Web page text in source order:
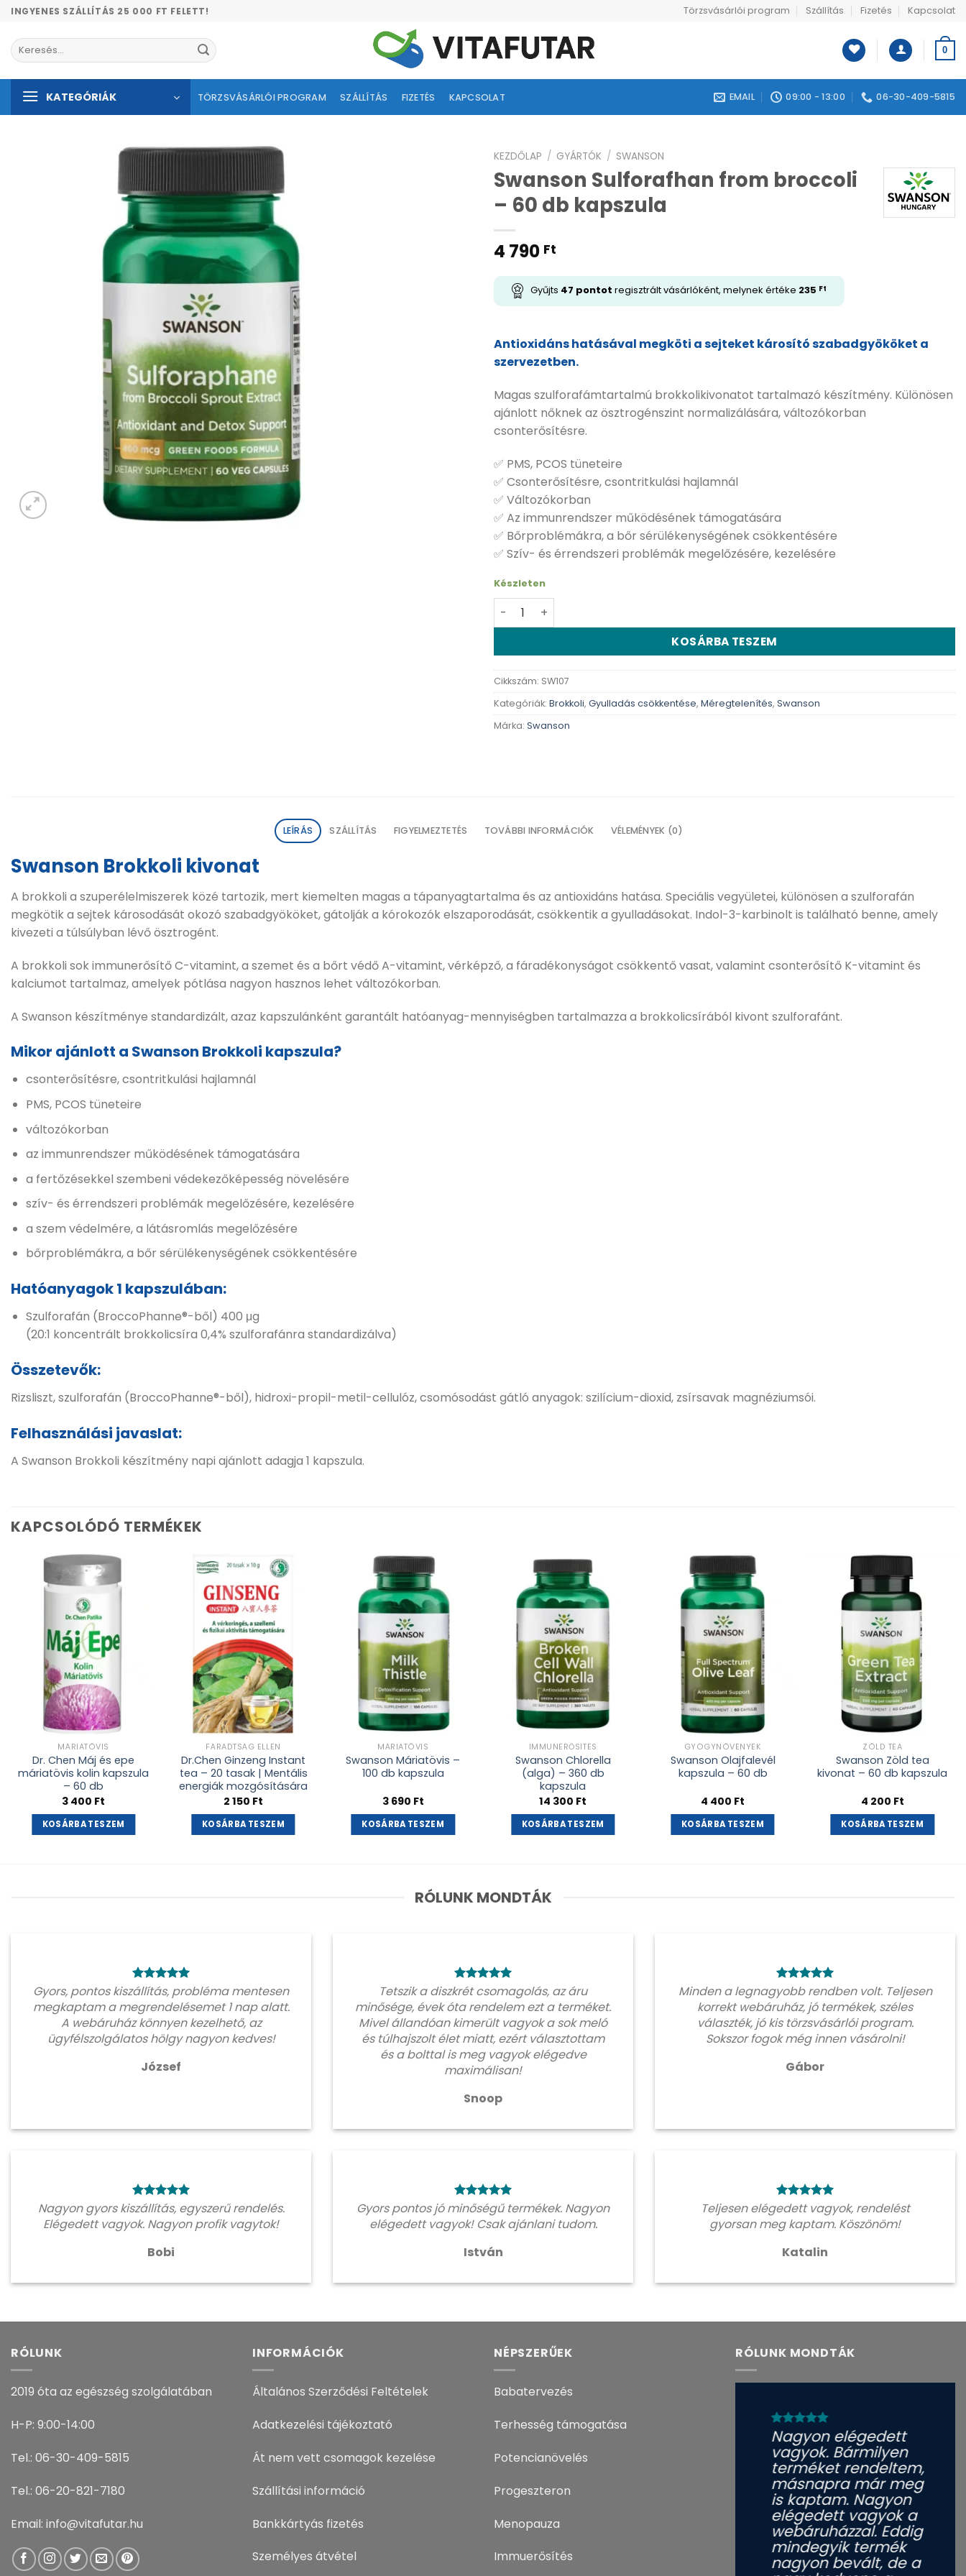
Skip
content
INGYENES SZÁLLÍTÁS 25 000 FT FELETT! Törzsvásárlói program Szállítás Fizetés Kapcsolat
Keresés
a
0
KATEGÓRIÁK TÖRZSVÁSÁRLÓI PROGRAM SZÁLLÍTÁS FIZETÉS KAPCSOLAT EMAIL 09:00 - 13:00 06-30-409-5815
KEZDŐLAP / GYÁRTÓK / SWANSON
Swanson Sulforafhan from broccoli
– 60 db kapszula
4 790 Ft
Gyűjts 47 pontot regisztrált vásárlóként, melynek értéke 235 Ft
Antioxidáns hatásával megköti a sejteket károsító szabadgyököket a
szervezetben.
Magas szulforafámtartalmú brokkolikivonatot tartalmazó készítmény. Különösen
ajánlott nőknek az ösztrogénszint normalizálására, változókorban
csonterősítésre.
✅ PMS, PCOS tüneteire
✅ Csonterősítésre, csontritkulási hajlamnál
✅ Változókorban
✅ Az immunrendszer működésének támogatására
✅ Bőrproblémákra, a bőr sérülékenységének csökkentésére
✅ Szív- és érrendszeri problémák megelőzésére, kezelésére
Készleten
Swanson Sulforafhan from broccoli - 60 db kapszula mennyiség
KOSÁRBA TESZEM
Cikkszám: SW107
Kategóriák: Brokkoli, Gyulladás csökkentése, Méregtelenítés, Swanson
Márka: Swanson
LEÍRÁS SZÁLLÍTÁS FIGYELMEZTETÉS TOVÁBBI INFORMÁCIÓK VÉLEMÉNYEK (0)
Swanson Brokkoli kivonat
A brokkoli a szuperélelmiszerek közé tartozik, mert kiemelten magas a tápanyagtartalma és az antioxidáns hatása. Speciális vegyületei, különösen a szulforafán
megkötik a sejtek károsodását okozó szabadgyököket, gátolják a kórokozók elszaporodását, csökkentik a gyulladásokat. Indol-3-karbinolt is található benne, amely
kivezeti a túlsúlyban lévő ösztrogént.
A brokkoli sok immunerősítő C-vitamint, a szemet és a bőrt védő A-vitamint, vérképző, a fáradékonyságot csökkentő vasat, valamint csonterősítő K-vitamint és
kalciumot tartalmaz, amelyek pótlása nagyon hasznos lehet változókorban.
A Swanson készítménye standardizált, azaz kapszulánként garantált hatóanyag-mennyiségben tartalmazza a brokkolicsírából kivont szulforafánt.
Mikor ajánlott a Swanson Brokkoli kapszula?
csonterősítésre, csontritkulási hajlamnál
PMS, PCOS tüneteire
változókorban
az immunrendszer működésének támogatására
a fertőzésekkel szembeni védekezőképesség növelésére
szív- és érrendszeri problémák megelőzésére, kezelésére
a szem védelmére, a látásromlás megelőzésére
bőrproblémákra, a bőr sérülékenységének csökkentésére
Hatóanyagok 1 kapszulában:
Szulforafán (BroccoPhanne®-ből) 400 μg
(20:1 koncentrált brokkolicsíra 0,4% szulforafánra standardizálva)
Összetevők:
Rizsliszt, szulforafán (BroccoPhanne®-ből), hidroxi-propil-metil-cellulóz, csomósodást gátló anyagok: szilícium-dioxid, zsírsavak magnéziumsói.
Felhasználási javaslat:
A Swanson Brokkoli készítmény napi ajánlott adagja 1 kapszula.
KAPCSOLÓDÓ TERMÉKEK
Kívánságlistához
MÁRIATÖVIS
Dr. Chen Máj és epe
máriatövis kolin kapszula
– 60 db
3 400 Ft
KOSÁRBA TESZEM
Kívánságlistához
adás
FÁRADTSÁG ELLEN
Dr.Chen Ginzeng Instant
tea – 20 tasak | Mentális
energiák mozgósítására
2 150 Ft
KOSÁRBA TESZEM
Kívánságlistához
adás
MÁRIATÖVIS
Swanson Máriatövis –
100 db kapszula
3 690 Ft
KOSÁRBA TESZEM
Kívánságlistához
adás
IMMUNERŐSÍTÉS
Swanson Chlorella
(alga) – 360 db
kapszula
14 300 Ft
KOSÁRBA TESZEM
Kívánságlistához
adás
GYÓGYNÖVÉNYEK
Swanson Olajfalevél
kapszula – 60 db
4 400 Ft
KOSÁRBA TESZEM
Kívánságlistához
adás
ZÖLD TEA
Swanson Zöld tea
kivonat – 60 db kapszula
4 200 Ft
KOSÁRBA TESZEM
RÓLUNK MONDTÁK
Gyors, pontos kiszállítás, probléma mentesen
megkaptam a megrendelésemet 1 nap alatt.
A webáruház könnyen kezelhető, az
ügyfélszolgálatos hölgy nagyon kedves!
József
Tetszik a diszkrét csomagolás, az áru
minősége, évek óta rendelem ezt a terméket.
Mivel állandóan kimerült vagyok a sok meló
és túlhajszolt élet miatt, ezért választottam
és a bolttal is meg vagyok elégedve
maximálisan!
Snoop
Minden a legnagyobb rendben volt. Teljesen
korrekt webáruház, jó termékek, széles
választék, jó kis törzsvásárlói program.
Sokszor fogok még innen vásárolni!
Gábor
Nagyon gyors kiszállítás, egyszerű rendelés.
Elégedett vagyok. Nagyon profik vagytok!
Bobi
Gyors pontos jó minőségű termékek. Nagyon
elégedett vagyok! Csak ajánlani tudom.
István
Teljesen elégedett vagyok, rendelést
gyorsan meg kaptam. Köszönöm!
Katalin
RÓLUNK
2019 óta az egészség szolgálatában
H-P: 9:00-14:00
Tel.: 06-30-409-5815
Tel.: 06-20-821-7180
Email: info@vitafutar.hu
INFORMÁCIÓK
Általános Szerződési Feltételek
Adatkezelési tájékoztató
Át nem vett csomagok kezelése
Szállítási információ
Bankkártyás fizetés
Személyes átvétel
NÉPSZERŰEK
Babatervezés
Terhesség támogatása
Potencianövelés
Progeszteron
Menopauza
Immuerősítés
RÓLUNK MONDTÁK
Nagyon elégedett
vagyok. Bármilyen
terméket rendeltem,
másnapra már meg
is kaptam. Nagyon
elégedett vagyok a
webáruházzal. Eddig
mindegyik termék
nagyon bevált, de a